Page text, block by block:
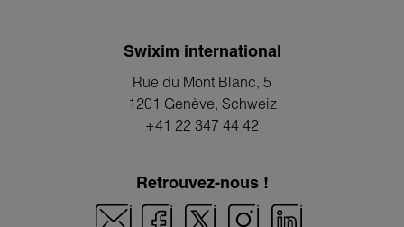
Swixim international
Rue du Mont Blanc, 5
1201 Genève, Schweiz
+41 22 347 44 42
Retrouvez-nous !